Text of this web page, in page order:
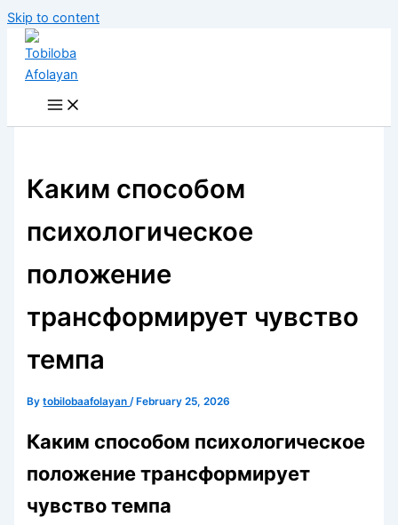
Skip to content
Каким способом
психологическое
положение
трансформирует чувство
темпа
Bytobilobaafolayan/ February 25, 2026
Каким способом психологическое
положение трансформирует
чувство темпа